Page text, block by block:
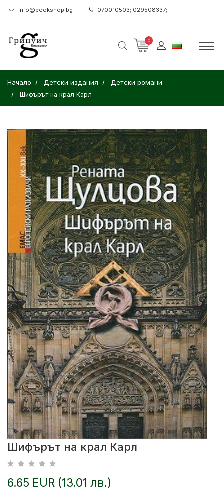
info@bookshop.bg 070010503; 029508337;
0
Начало Детски издания Детски романи
Шифърът на крал Карл
Шифърът на крал Карл
6.65 EUR (13.01 лв.)